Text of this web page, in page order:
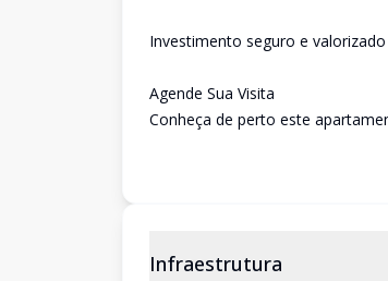
Investimento seguro e
Agende Sua Visita
Conheça de perto este
Infraestrutura